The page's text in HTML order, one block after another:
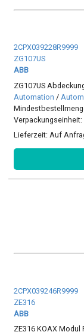
2CPX039228R9999
ZG107US
ABB
ZG107US
Automation /
Verpackungseinheit:
Lieferzeit:Auf
2CPX039246R9999
ZE316
ABB
ZE316 KOAX Modul